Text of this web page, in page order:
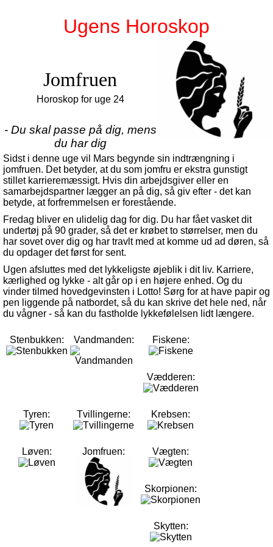
Ugens Horoskop
Jomfruen
Horoskop for uge 24
- Du skal passe på dig, mens
du har dig
Sidst i denne uge vil Mars begynde sin indtrængning i
jomfruen. Det betyder, at du som jomfru er ekstra gunstigt
stillet karrieremæssigt. Hvis din arbejdsgiver eller en
samarbejdspartner lægger an på dig, så giv efter - det kan
betyde, at forfremmelsen er forestående.
Fredag bliver en ulidelig dag for dig. Du har fået vasket dit
undertøj på 90 grader, så det er krøbet to størrelser, men du
har sovet over dig og har travlt med at komme ud ad døren, så
du opdager det først for sent.
Ugen afsluttes med det lykkeligste øjeblik i dit liv. Karriere,
kærlighed og lykke - alt går op i en højere enhed. Og du
vinder tilmed hovedgevinsten i Lotto! Sørg for at have papir og
pen liggende på natbordet, så du kan skrive det hele ned, når
du vågner - så kan du fastholde lykkefølelsen lidt længere.
Stenbukken: Vandmanden: Fiskene:
Vædderen:
Tyren: Tvillingerne: Krebsen:
Løven: Jomfruen: Vægten:
Skorpionen:
Skytten: